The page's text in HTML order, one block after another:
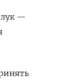
лук —